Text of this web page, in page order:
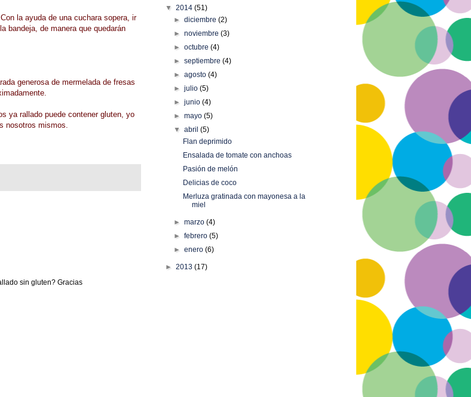
la ayuda de una cuchara sopera, ir
bandeja, de manera que quedarán
generosa de mermelada de fresas
ya rallado puede contener gluten, yo
nosotros mismos.
sin gluten? Gracias
▼ 2014 (51)
►diciembre(2)
►noviembre(3)
►octubre(4)
►septiembre(4)
►agosto(4)
►julio(5)
►junio(4)
►mayo(5)
▼abril(5)
Flan deprimido
Ensalada de tomate con anchoas
Pasión de melón
Delicias de coco
Merluza gratinada con mayonesa a la
miel
►marzo(4)
►febrero(5)
►enero(6)
► 2013 (17)